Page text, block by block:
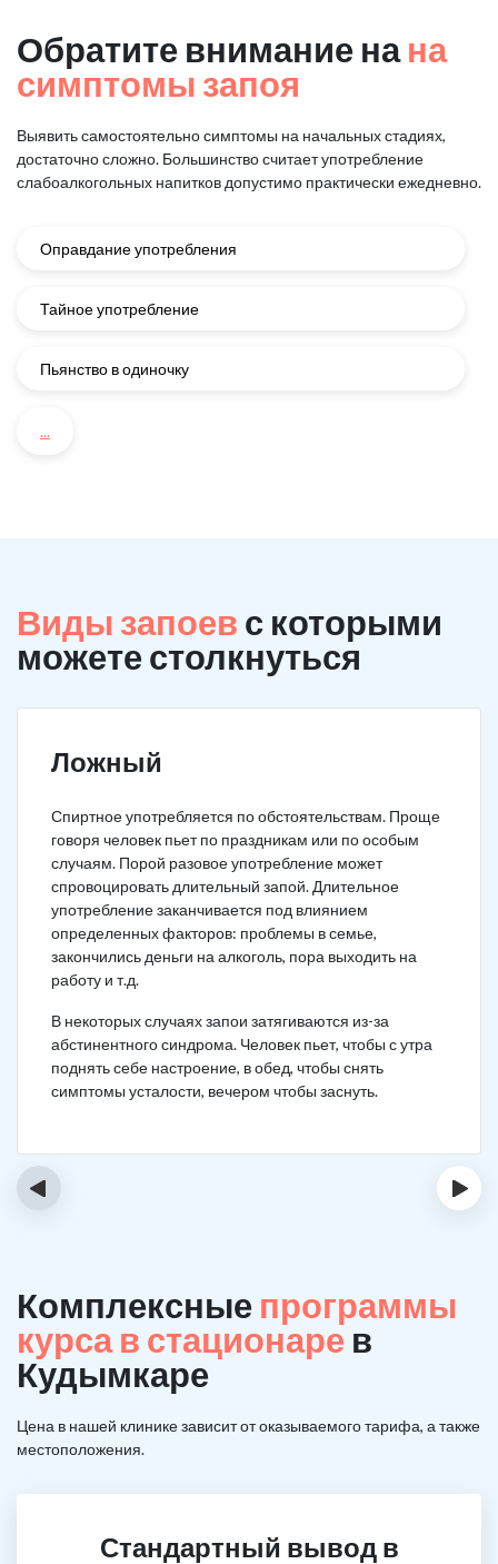
Обратите внимание нана
симптомы запоя
Выявить самостоятельно симптомы на начальных стадиях,
достаточно сложно. Большинство считает употребление
слабоалкогольных напитков допустимо практически ежедневно.
Оправдание употребления
Тайное употребление
Пьянство в одиночку
...
Виды запоев с которыми
можете столкнуться
Ложный
Спиртное употребляется по обстоятельствам. Проще
говоря человек пьет по праздникам или по особым
случаям. Порой разовое употребление может
спровоцировать длительный запой. Длительное
употребление заканчивается под влиянием
определенных факторов: проблемы в семье,
закончились деньги на алкоголь, пора выходить на
работу и т.д.
В некоторых случаях запои затягиваются из-за
абстинентного синдрома. Человек пьет, чтобы с утра
поднять себе настроение, в обед, чтобы снять
симптомы усталости, вечером чтобы заснуть.
‹ ›
Комплексные программы
курса в стационаре в
Кудымкаре
Цена в нашей клинике зависит от оказываемого тарифа, а также
местоположения.
Стандартный вывод в